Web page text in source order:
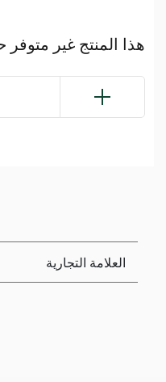
هذا المنتج غير متوفر
العلامة التجارية